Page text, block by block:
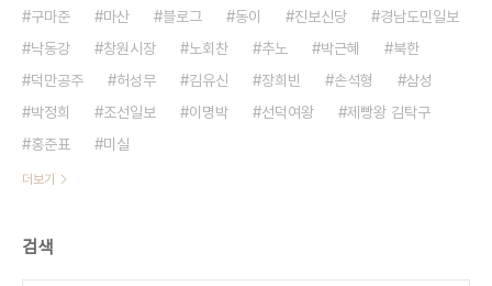
구마준
마산 블로그 동이 진보신당
경남도민일보
낙동강
창원시장 노회찬 추노 박근혜
북한
덕만공주
허성무 김유신 장희빈 손석형
삼성
박정희
조선일보 이명박 선덕여왕
제빵왕 김탁구
홍준표
미실
더보기
검색